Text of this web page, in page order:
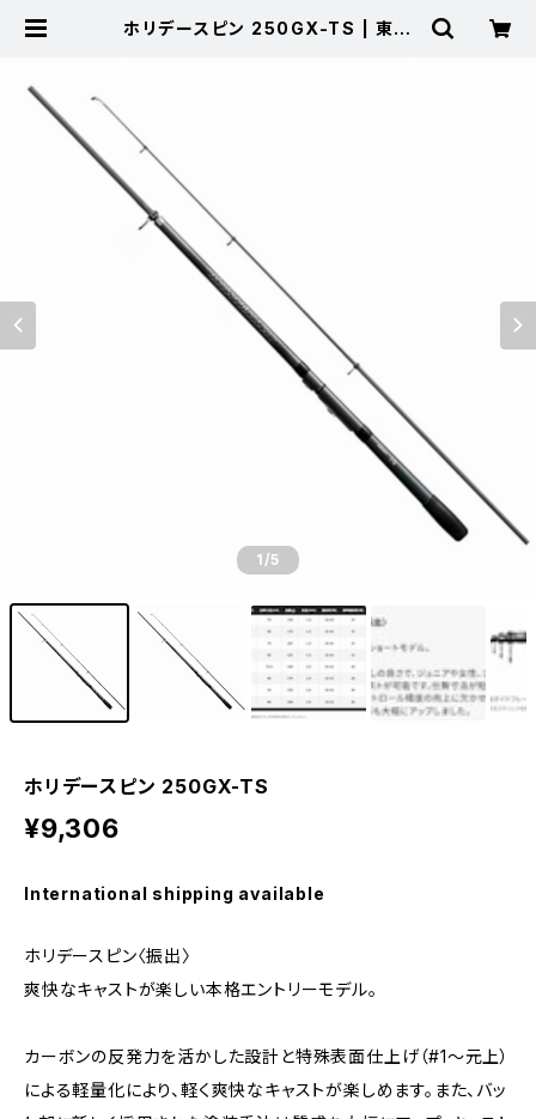
ホリデースピン 250GX-TS | 東海
1/5
ホリデースピン 250GX-TS
¥9,306
International shipping available
ホリデースピン〈振出〉
爽快なキャストが楽しい本格エントリーモデル。
カーボンの反発力を活かした設計と特殊表面仕上げ（#1〜元上）
による軽量化により、軽く爽快なキャストが楽しめます。また、バッ